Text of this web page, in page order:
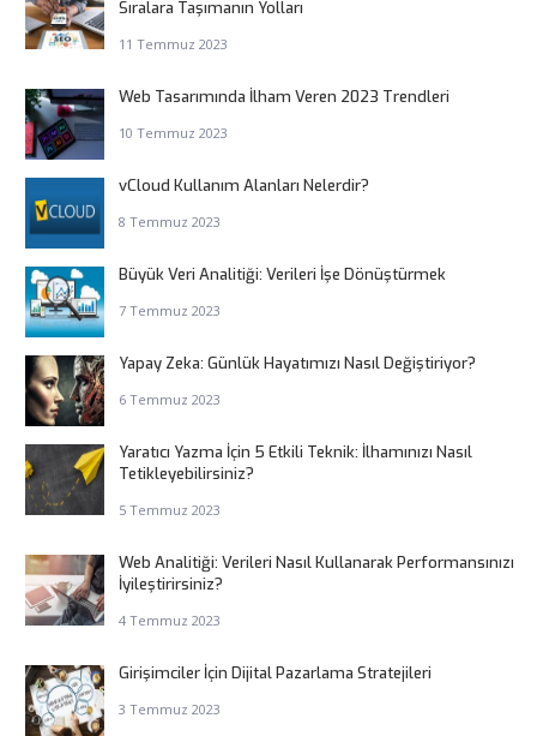
Sıralara Taşımanın Yolları
11 Temmuz 2023
Web Tasarımında İlham Veren 2023 Trendleri
10 Temmuz 2023
vCloud Kullanım Alanları Nelerdir?
8 Temmuz 2023
Büyük Veri Analitiği: Verileri İşe Dönüştürmek
7 Temmuz 2023
Yapay Zeka: Günlük Hayatımızı Nasıl Değiştiriyor?
6 Temmuz 2023
Yaratıcı Yazma İçin 5 Etkili Teknik: İlhamınızı Nasıl
Tetikleyebilirsiniz?
5 Temmuz 2023
Web Analitiği: Verileri Nasıl Kullanarak Performansınızı
İyileştirirsiniz?
4 Temmuz 2023
Girişimciler İçin Dijital Pazarlama Stratejileri
3 Temmuz 2023